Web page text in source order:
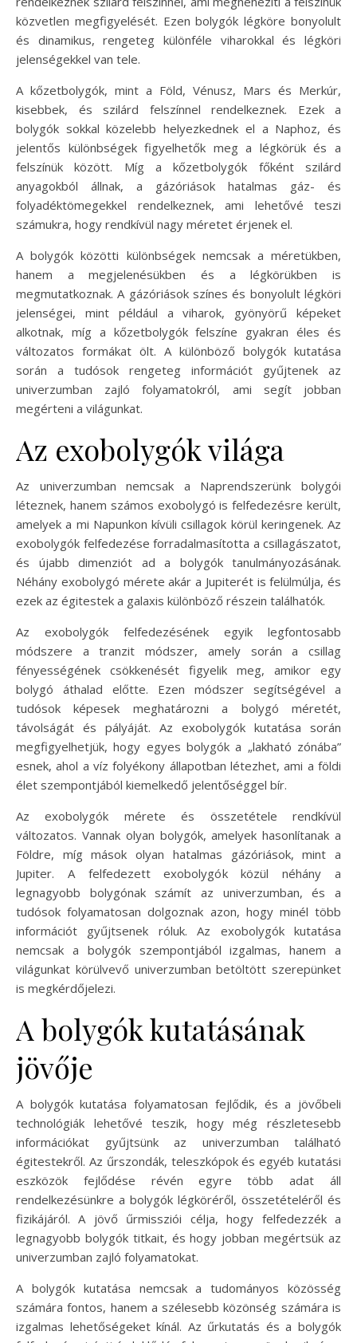
közvetlen megfigyelését. Ezen bolygók légköre bonyolult
és dinamikus, rengeteg különféle viharokkal és légköri
jelenségekkel van tele.
A kőzetbolygók, mint a Föld, Vénusz, Mars és Merkúr,
kisebbek, és szilárd felszínnel rendelkeznek. Ezek a
bolygók sokkal közelebb helyezkednek el a Naphoz, és
jelentős különbségek figyelhetők meg a légkörük és a
felszínük között. Míg a kőzetbolygók főként szilárd
anyagokból állnak, a gázóriások hatalmas gáz- és
folyadéktömegekkel rendelkeznek, ami lehetővé teszi
számukra, hogy rendkívül nagy méretet érjenek el.
A bolygók közötti különbségek nemcsak a méretükben,
hanem a megjelenésükben és a légkörükben is
megmutatkoznak. A gázóriások színes és bonyolult légköri
jelenségei, mint például a viharok, gyönyörű képeket
alkotnak, míg a kőzetbolygók felszíne gyakran éles és
változatos formákat ölt. A különböző bolygók kutatása
során a tudósok rengeteg információt gyűjtenek az
univerzumban zajló folyamatokról, ami segít jobban
megérteni a világunkat.
Az exobolygók világa
Az univerzumban nemcsak a Naprendszerünk bolygói
léteznek, hanem számos exobolygó is felfedezésre került,
amelyek a mi Napunkon kívüli csillagok körül keringenek. Az
exobolygók felfedezése forradalmasította a csillagászatot,
és újabb dimenziót ad a bolygók tanulmányozásának.
Néhány exobolygó mérete akár a Jupiterét is felülmúlja, és
ezek az égitestek a galaxis különböző részein találhatók.
Az exobolygók felfedezésének egyik legfontosabb
módszere a tranzit módszer, amely során a csillag
fényességének csökkenését figyelik meg, amikor egy
bolygó áthalad előtte. Ezen módszer segítségével a
tudósok képesek meghatározni a bolygó méretét,
távolságát és pályáját. Az exobolygók kutatása során
megfigyelhetjük, hogy egyes bolygók a „lakható zónába”
esnek, ahol a víz folyékony állapotban létezhet, ami a földi
élet szempontjából kiemelkedő jelentőséggel bír.
Az exobolygók mérete és összetétele rendkívül
változatos. Vannak olyan bolygók, amelyek hasonlítanak a
Földre, míg mások olyan hatalmas gázóriások, mint a
Jupiter. A felfedezett exobolygók közül néhány a
legnagyobb bolygónak számít az univerzumban, és a
tudósok folyamatosan dolgoznak azon, hogy minél több
információt gyűjtsenek róluk. Az exobolygók kutatása
nemcsak a bolygók szempontjából izgalmas, hanem a
világunkat körülvevő univerzumban betöltött szerepünket
is megkérdőjelezi.
A bolygók kutatásának
jövője
A bolygók kutatása folyamatosan fejlődik, és a jövőbeli
technológiák lehetővé teszik, hogy még részletesebb
információkat gyűjtsünk az univerzumban található
égitestekről. Az űrszondák, teleszkópok és egyéb kutatási
eszközök fejlődése révén egyre több adat áll
rendelkezésünkre a bolygók légköréről, összetételéről és
fizikájáról. A jövő űrmissziói célja, hogy felfedezzék a
legnagyobb bolygók titkait, és hogy jobban megértsük az
univerzumban zajló folyamatokat.
A bolygók kutatása nemcsak a tudományos közösség
számára fontos, hanem a szélesebb közönség számára is
izgalmas lehetőségeket kínál. Az űrkutatás és a bolygók